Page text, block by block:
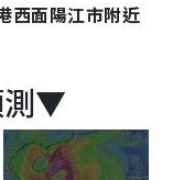
西面陽江市附近
測▼